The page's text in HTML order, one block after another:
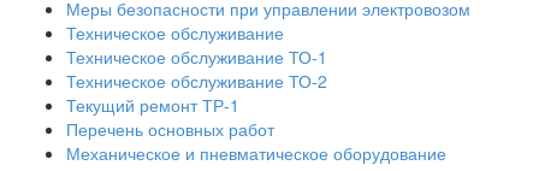
Меры безопасности при управлении электровозом
Техническое обслуживание
Техническое обслуживание ТО-1
Техническое обслуживание ТО-2
Текущий ремонт ТР-1
Перечень основных работ
Механическое и пневматическое оборудование